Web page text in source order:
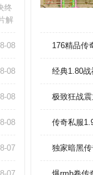
终
解
反
？
08
08
08
08
千军！
07
176精品传
经典1.80
极致狂战
传奇私服
独家暗黑